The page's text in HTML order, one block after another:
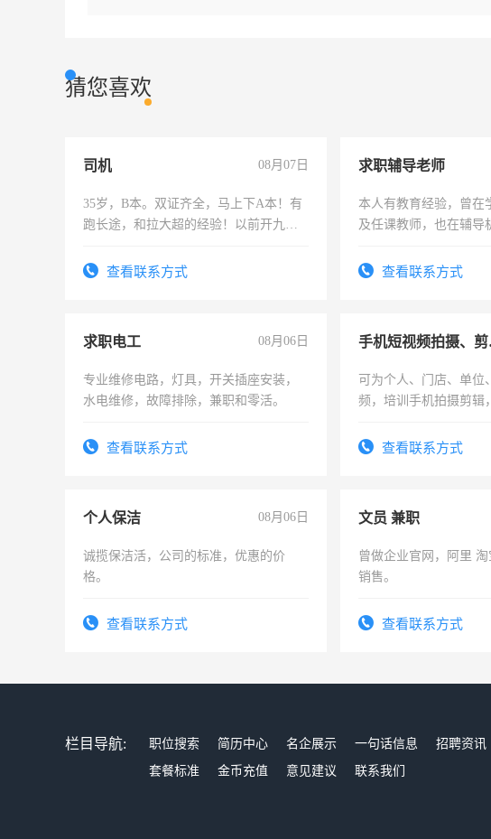
猜您喜欢
司机 08月07日
35岁，B本。双证齐全，马上下A本！有
跑长途，和拉大超的经验！以前开九米
查看联系方式
求职辅导老师
本人有教育经验，曾在
及任课教师，也在辅导
查看联系方式
求职电工 08月06日
专业维修电路，灯具，开关插座安装，
水电维修，故障排除，兼职和零活。
查看联系方式
手
可为个人、门店、单位
频，培训手机拍摄剪辑
频，培训手机拍摄剪辑
查看联系方式
个人保洁 08月06日
诚揽保洁活，公司的标准，优惠的价
格。
查看联系方式
文员 兼职
曾做企业官网，阿里
销售。
查看联系方式
栏目导航: 职位搜索 简历中心 名企展示 一句话信息 招聘资讯
套餐标准
金币充值 意见建议 联系我们